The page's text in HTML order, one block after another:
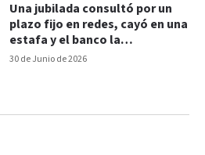
30 de Junio de 2026
Una jubilada consultó por un
plazo fijo en redes, cayó en una
estafa y el banco la
indemnizará